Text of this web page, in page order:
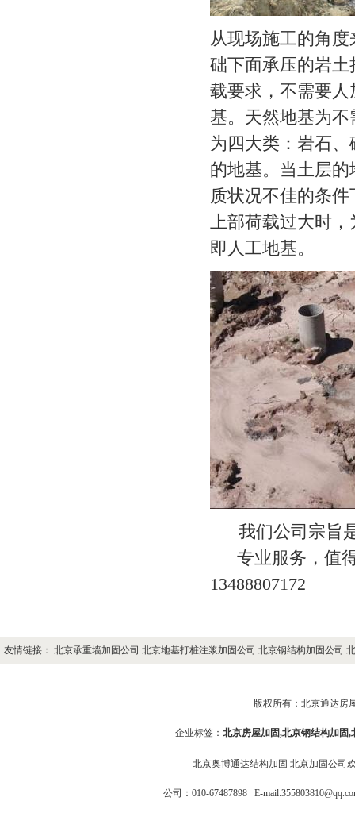
从现场施工的角
础下面承压的岩
载要求，不需要
基。天然地基为
为四大类：岩石
的地基。当土层
质状况不佳的条
上部荷载过大时
即人工地基。
我们公司宗旨是
专业服务，值
13488807172
友情链接： 北京承重墙加固公司 北京地基打桩注浆加固公司 北京钢结构加固公司
版权所有： 北京通达房
企业标签： 北京房屋加固,北京钢结构加固,
北京奥博通达结构加固 北京加固公司
公司：010-67487898 E-